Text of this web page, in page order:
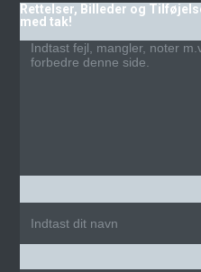
Rettelser, Billeder og
med tak!